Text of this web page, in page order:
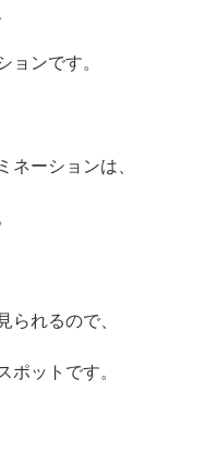
ョンです。
ネーションは、
られるので、
ポットです。